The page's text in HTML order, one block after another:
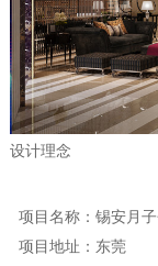
设计理念
项目名称：锡安月
项目地址：东莞